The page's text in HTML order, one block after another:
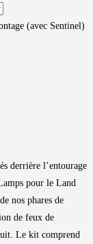
(avec Sentinel)
derrière l’entourage
pour le Land
nos phares de
de feux de
Le kit comprend